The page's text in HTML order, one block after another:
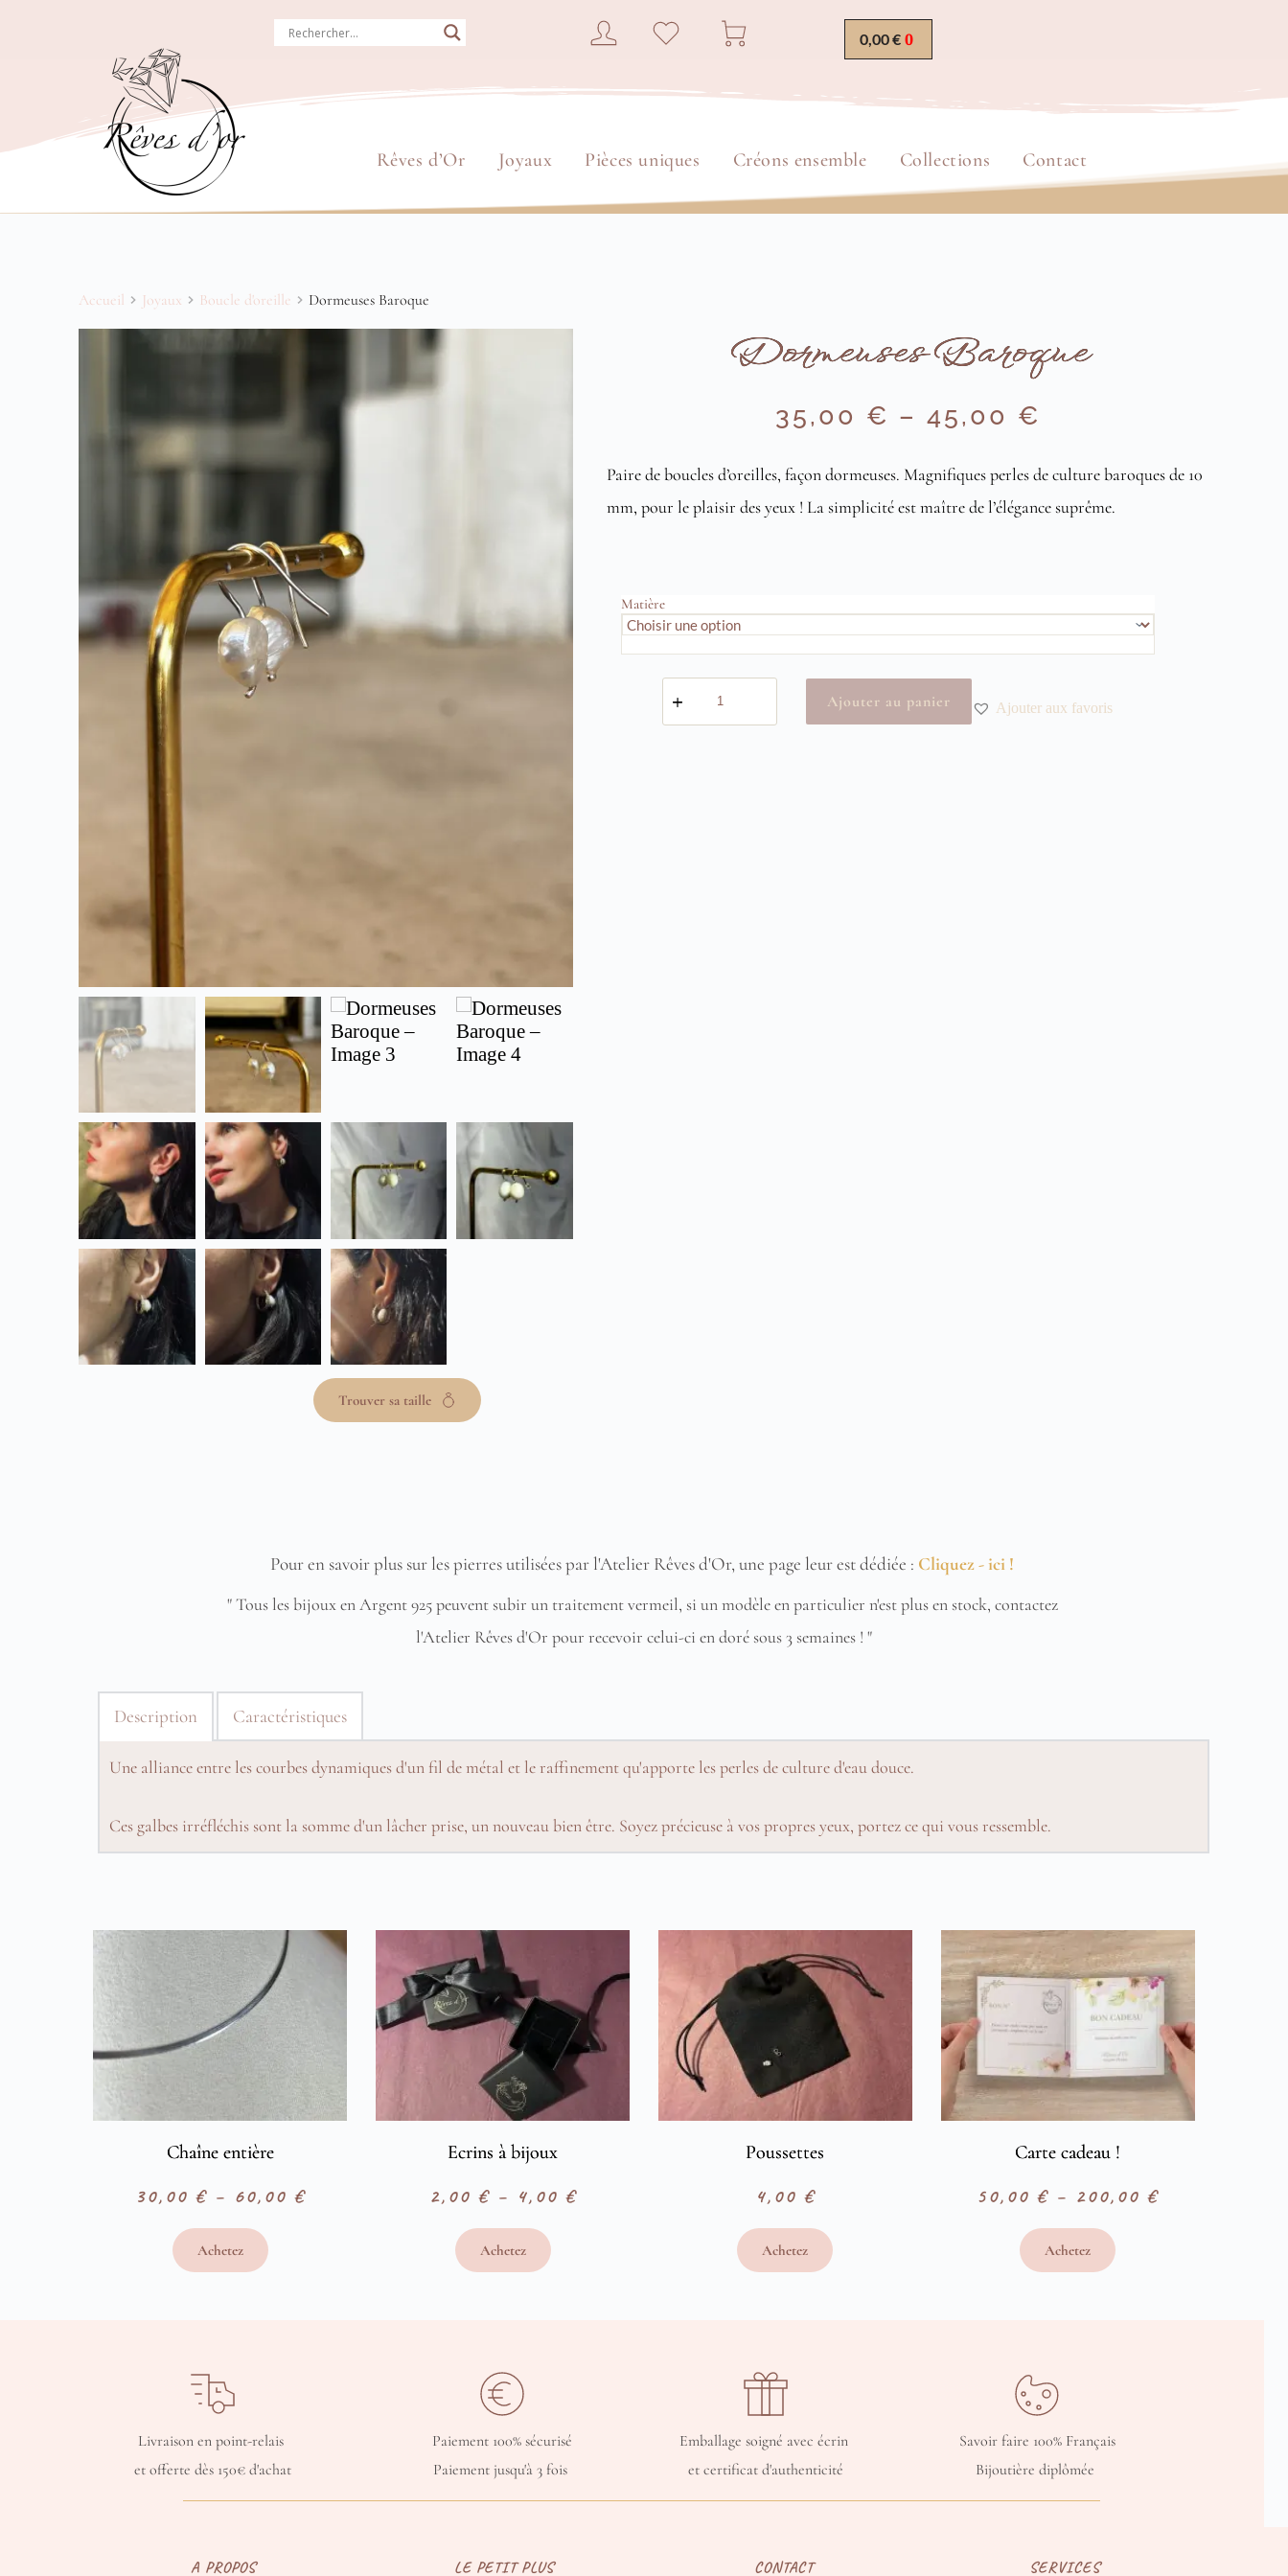
0,00€
Rêves d’Or Joyaux Pièces uniques Créons ensemble Collections Contact
Accueil Joyaux Boucle d'oreille Dormeuses Baroque
Trouver sa taille
Dormeuses Baroque
35,00 € – 45,00 €
Plage
de
prix :
Paire de boucles d’oreilles, façon dormeuses. Magnifiques perles de culture baroques de 10
mm, pour le plaisir des yeux ! La simplicité est maître de l’élégance suprême.
Matière
quantité
de
Ajouter au panier Ajouter aux favoris
Pour en savoir plus sur les pierres utilisées par l'Atelier Rêves d'Or, une page leur est dédiée : Cliquez - ici !
" Tous les bijoux en Argent 925 peuvent subir un traitement vermeil, si un modèle en particulier n'est plus en stock, contactez
l'Atelier Rêves d'Or pour recevoir celui-ci en doré sous 3 semaines ! "
Description Caractéristiques
Une alliance entre les courbes dynamiques d'un fil de métal et le raffinement qu'apporte les perles de culture d'eau douce.
Ces galbes irréfléchis sont la somme d'un lâcher prise, un nouveau bien être. Soyez précieuse à vos propres yeux,portez ce qui vous ressemble.
Chaîne entière
30,00 €– 60,00 €
Plage
prix :
Achetez
Ecrins à bijoux
2,00 €– 4,00 €
Plage
prix :
Achetez
Poussettes
4,00 €
Achetez
Carte cadeau !
50,00€ – 200,00€
Plage
prix :
Achetez
Livraison en point-relais
et offerte dès 150€ d'achat
Paiement 100% sécurisé
Paiement jusqu'à 3 fois
Emballage soigné avec écrin
et certificat d'authenticité
Savoir faire 100% Français
Bijoutière diplômée
A PROPOS LE PETIT PLUS CONTACT SERVICES